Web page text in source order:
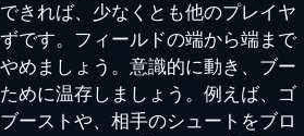
きれば、少なくとも他のプレイヤ
です。フィールドの端から端まで
めましょう。意識的に動き、ブー
めに温存しましょう。例えば、ゴ
ーストや、相手のシュートをブロ